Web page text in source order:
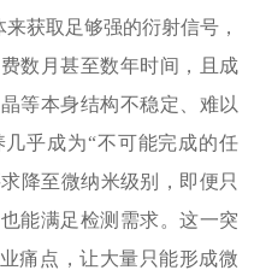
获取足够强的衍射信号，
数月甚至数年时间，且成
等本身结构不稳定、难以
乎成为“不可能完成的任
降至微纳米级别，即便只
能满足检测需求。这一突
痛点，让大量只能形成微